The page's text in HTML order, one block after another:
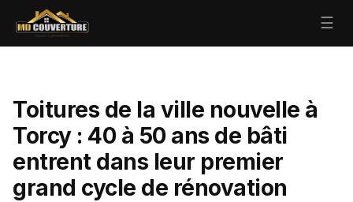
☰
Toitures de la ville nouvelle à
Torcy : 40 à 50 ans de bâti
entrent dans leur premier
grand cycle de rénovation